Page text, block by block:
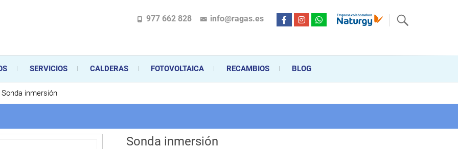
en la instalación, comercialización y mantenimiento de gas y electricidad desde hace más de 20 años . Acompañamos al cliente
aparatos de gas, climatización o electrodomésticos, desde el asesoramiento personalizado en la venta, montaje y reparación, hasta la
977 662 828 info@ragas.es
SERVICIOS CALDERAS FOTOVOLTAICA RECAMBIOS BLOG
Sonda inmersión
Sonda inmersión